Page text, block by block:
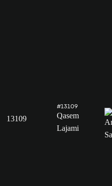
13109
#13109
Qasem
Lajami